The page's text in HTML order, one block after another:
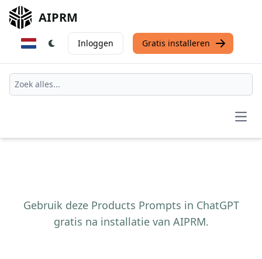
AIPRM
Inloggen Gratis installeren
Gebruik deze Products Prompts in ChatGPT
gratis na installatie van AIPRM.